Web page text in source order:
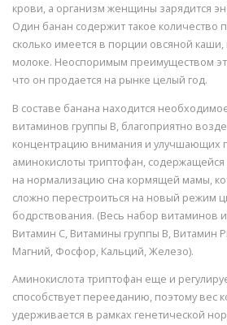
крови, а организм женщины зарядится
Один банан содержит такое количество
сколько имеется в порции овсяной
молоке. Неоспоримым преимуществом
что он продается на рынке целый год.
В составе банана находится
витаминов группы В, благоприятно
концентрацию внимания и улучшающих
аминокислоты триптофан,
на нормализацию сна кормящей мамы,
сложно перестроиться на новый режим
бодрствования. (Весь набор витаминов
Витамин С, Витамины группы В, Витамин
Магний, Фосфор, Кальций, Железо).
Аминокислота триптофан еще и
способствует перееданию, поэтому вес
удерживается в рамках генетической